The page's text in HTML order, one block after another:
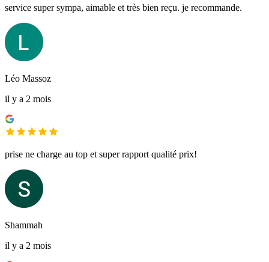
service super sympa, aimable et très bien reçu. je recommande.
Léo Massoz
il y a 2 mois
prise ne charge au top et super rapport qualité prix!
Shammah
il y a 2 mois